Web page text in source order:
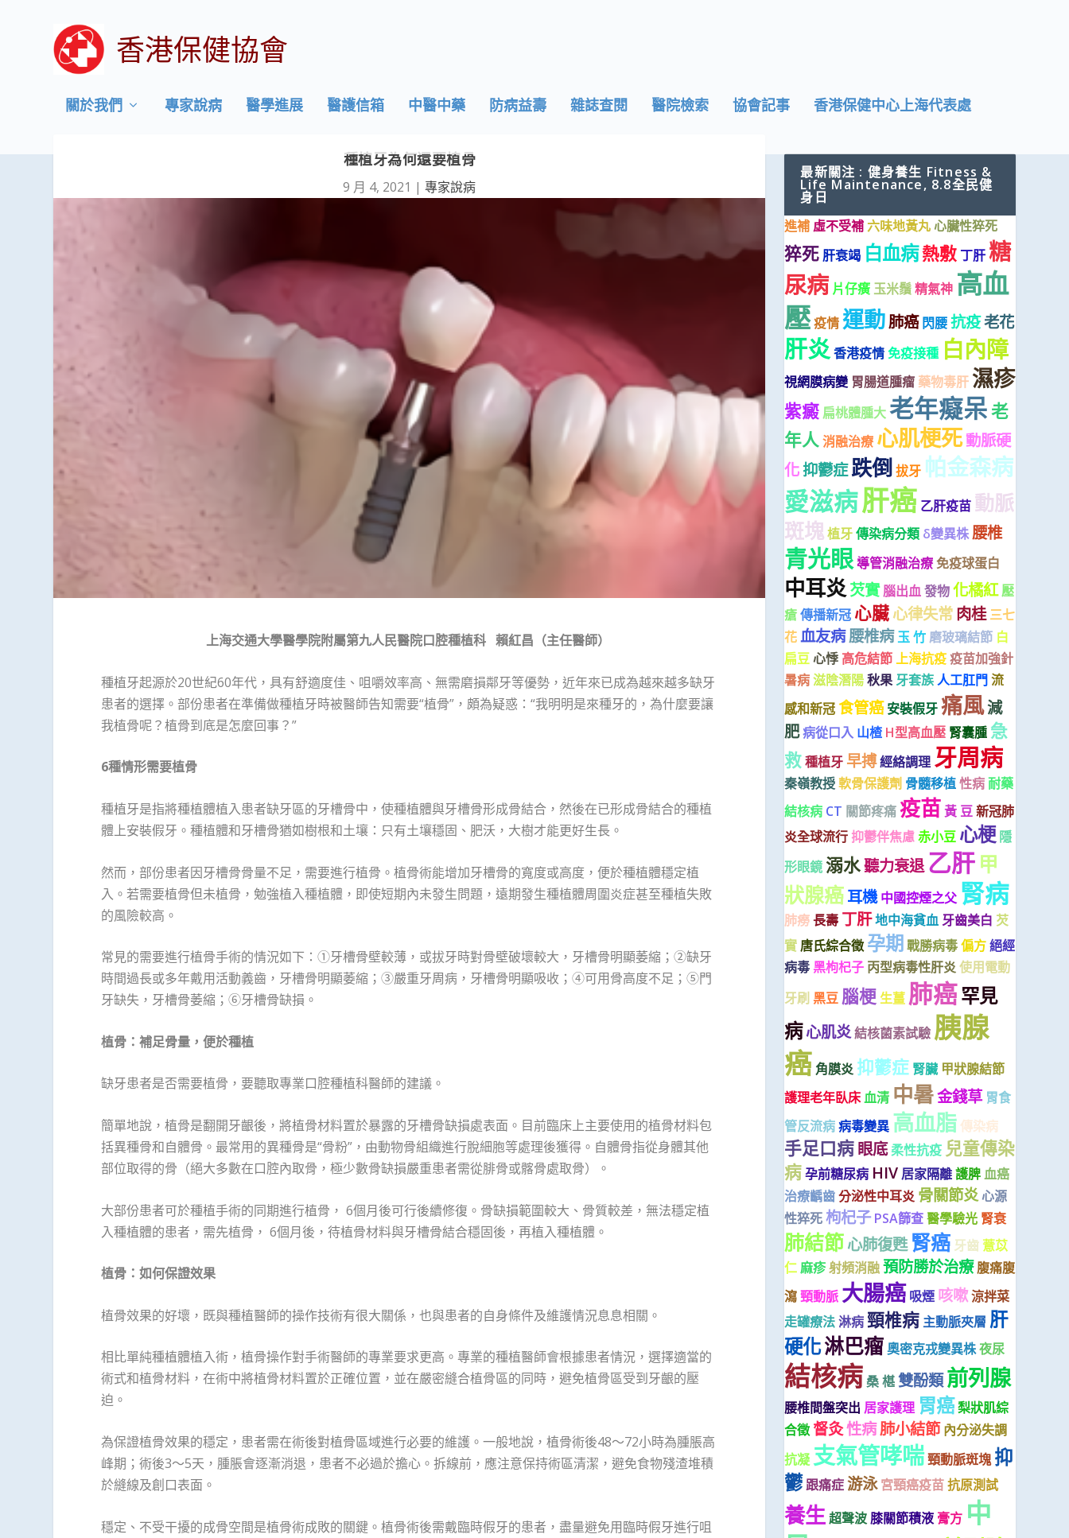
香港保健協會
關於我們 專家說病 醫學進展 醫護信箱 中醫中藥 防病益壽 雜誌查閱 醫院檢索 協會記事 香港保健中心上海代表處
種植牙為何還要植骨
9 月 4, 2021 |專家說病
上海交通大學醫學院附屬第九人民醫院口腔種植科 賴紅昌（主任醫師）
種植牙起源於20世紀60年代，具有舒適度佳、咀嚼效率高、無需磨損鄰牙等優勢，近年來已成為越來越多缺牙
患者的選擇。部份患者在準備做種植牙時被醫師告知需要“植骨”，頗為疑惑：“我明明是來種牙的，為什麼要讓
我植骨呢？植骨到底是怎麼回事？”
6種情形需要植骨
種植牙是指將種植體植入患者缺牙區的牙槽骨中，使種植體與牙槽骨形成骨結合，然後在已形成骨結合的種植
體上安裝假牙。種植體和牙槽骨猶如樹根和土壤：只有土壤穩固、肥沃，大樹才能更好生長。
然而，部份患者因牙槽骨骨量不足，需要進行植骨。植骨術能增加牙槽骨的寬度或高度，便於種植體穩定植
入。若需要植骨但未植骨，勉強植入種植體，即使短期內未發生問題，遠期發生種植體周圍炎症甚至種植失敗
的風險較高。
常見的需要進行植骨手術的情況如下：①牙槽骨壁較薄，或拔牙時對骨壁破壞較大，牙槽骨明顯萎縮；②缺牙
時間過長或多年戴用活動義齒，牙槽骨明顯萎縮；③嚴重牙周病，牙槽骨明顯吸收；④可用骨高度不足；⑤門
牙缺失，牙槽骨萎縮；⑥牙槽骨缺損。
植骨：補足骨量，便於種植
缺牙患者是否需要植骨，要聽取專業口腔種植科醫師的建議。
簡單地說，植骨是翻開牙齦後，將植骨材料置於暴露的牙槽骨缺損處表面。目前臨床上主要使用的植骨材料包
括異種骨和自體骨。最常用的異種骨是“骨粉”，由動物骨組織進行脫細胞等處理後獲得。自體骨指從身體其他
部位取得的骨（絕大多數在口腔內取骨，極少數骨缺損嚴重患者需從腓骨或髂骨處取骨）。
大部份患者可於種植手術的同期進行植骨， 6個月後可行後續修復。骨缺損範圍較大、骨質較差，無法穩定植
入種植體的患者，需先植骨， 6個月後，待植骨材料與牙槽骨結合穩固後，再植入種植體。
植骨：如何保證效果
植骨效果的好壞，既與種植醫師的操作技術有很大關係，也與患者的自身條件及維護情況息息相關。
相比單純種植體植入術，植骨操作對手術醫師的專業要求更高。專業的種植醫師會根據患者情況，選擇適當的
術式和植骨材料，在術中將植骨材料置於正確位置，並在嚴密縫合植骨區的同時，避免植骨區受到牙齦的壓
迫。
為保證植骨效果的穩定，患者需在術後對植骨區域進行必要的維護。一般地說，植骨術後48～72小時為腫脹高
峰期；術後3～5天，腫脹會逐漸消退，患者不必過於擔心。拆線前，應注意保持術區清潔，避免食物殘渣堆積
於縫線及創口表面。
穩定、不受干擾的成骨空間是植骨術成敗的關鍵。植骨術後需戴臨時假牙的患者，盡量避免用臨時假牙進行咀
最新關注 : 健身養生 Fitness &
Life Maintenance, 8.8全民健
身日
進補 虛不受補 六味地黃丸心臟性猝死
猝死 肝衰竭 白血病熱敷 丁肝糖
尿病 片仔癀 玉米鬚精氣神 高血
壓疫情運動肺癌 閃腰抗疫老花
肝炎香港疫情免疫接種 白內障
視網膜病變 胃腸道腫瘤 藥物毒肝 濕疹
紫癜 扁桃體腫大老年癡呆老
年人消融治療 心肌梗死動脈硬
化抑鬱症跌倒拔牙 帕金森病
愛滋病肝癌 乙肝疫苗 動脈
斑塊植牙傳染病分類 δ變異株腰椎
青光眼導管消融治療免疫球蛋白
中耳炎芡實腦出血發物化橘紅壓
瘡傳播新冠 心臟心律失常肉桂 三七
花血友病腰椎病玉 竹 磨玻璃結節 白
扁豆心悸 高危結節上海抗疫疫苗加強針
暑病滋陰潛陽秋果牙套族人工肛門流
感和新冠食管癌 安裝假牙痛風減
肥病從口入 山楂 H型高血壓 腎囊腫 急
救種植牙 早搏經絡調理 牙周病
秦嶺教授軟骨保護劑 骨髓移植性病耐藥
結核病 CT 關節疼痛疫苗黃 豆新冠肺
炎全球流行 抑鬱伴焦慮赤小豆 心梗 隱
形眼鏡溺水聽力衰退 乙肝 甲
狀腺癌耳機 中國控煙之父 腎病
肺癆長壽 丁肝地中海貧血牙齒美白 芡
實唐氏綜合徵 孕期 戰勝病毒偏方絕經
病毒 黑枸杞子 丙型病毒性肝炎使用電動
牙刷 黑豆 腦梗 生薑 肺癌罕見
病心肌炎結核菌素試驗 胰腺
癌 角膜炎 抑鬱症 腎臟 甲狀腺結節
護理老年臥床血清 中暑金錢草 胃食
管反流病病毒變異 高血脂 傳染病
手足口病眼底 柔性抗疫 兒童傳染
病孕前糖尿病 HIV 居家隔離護脾血癌
治療齲齒分泌性中耳炎 骨關節炎心源
性猝死枸杞子 PSA篩查醫學驗光 腎衰
肺結節心肺復甦 腎癌 牙齒 薏苡
仁麻疹射頻消融預防勝於治療 腹痛腹
瀉頸動脈 大腸癌 吸煙 咳嗽涼拌菜
走罐療法淋病頸椎病 主動脈夾層 肝
硬化淋巴瘤奧密克戎變異株夜尿
結核病桑 椹雙酚類前列腺
腰椎間盤突出 居家護理 胃癌梨狀肌綜
合徵 督灸性病肺小結節 內分泌失調
抗凝支氣管哮喘頸動脈斑塊 抑
鬱跟痛症游泳 宮頸癌疫苗抗原測試
養生超聲波膝關節積液 膏方 中